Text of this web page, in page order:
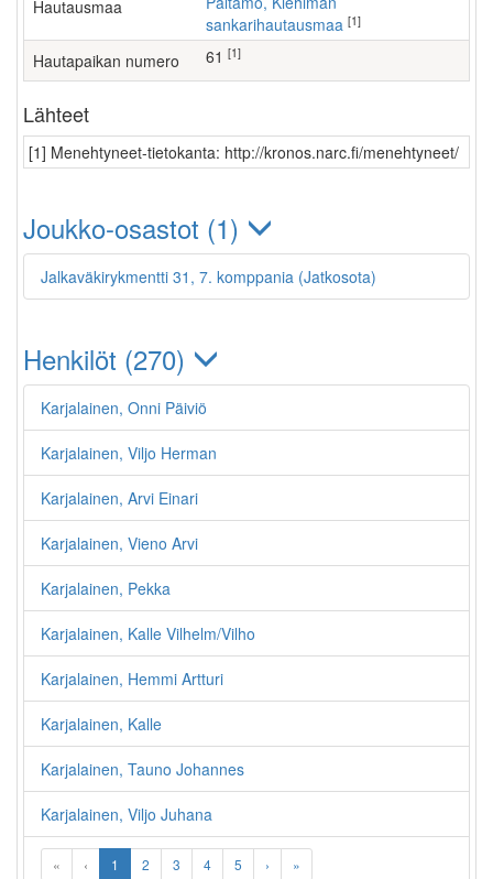
Hautausmaa
sankarihautausmaa [1]
Hautapaikan numero 61 [1]
Lähteet
[1] Menehtyneet-tietokanta: http://kronos.narc.fi/menehtyneet/
Joukko-osastot (1)
Jalkaväkirykmentti 31, 7. komppania (Jatkosota)
Henkilöt (270)
Karjalainen, Onni Päiviö
Karjalainen, Viljo Herman
Karjalainen, Arvi Einari
Karjalainen, Vieno Arvi
Karjalainen, Pekka
Karjalainen, Kalle Vilhelm/Vilho
Karjalainen, Hemmi Artturi
Karjalainen, Kalle
Karjalainen, Tauno Johannes
Karjalainen, Viljo Juhana
« ‹ 1 2 3 4 5 › »